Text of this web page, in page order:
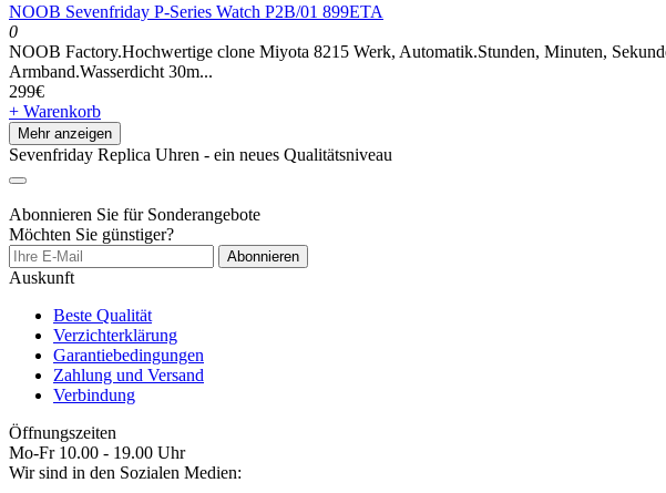
NOOB Sevenfriday P-Series Watch P2B/01 899ETA
0
NOOB Factory.Hochwertige clone Miyota 8215 Werk, Automatik.Stunden, Minuten,
Armband.Wasserdicht 30m...
299€
+ Warenkorb
Mehr anzeigen
Sevenfriday Replica Uhren - ein neues Qualitätsniveau
Abonnieren Sie für Sonderangebote
Möchten Sie günstiger?
Abonnieren
Auskunft
Beste Qualität
Verzichterklärung
Garantiebedingungen
Zahlung und Versand
Verbindung
Öffnungszeiten
Mo-Fr 10.00 - 19.00 Uhr
Wir sind in den Sozialen Medien: